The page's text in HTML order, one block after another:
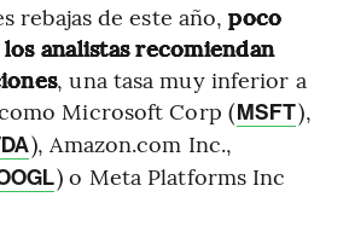
rebajas de este año,poco
analistas recomiendan
, una tasa muy inferior a
Microsoft Corp (MSFT),
), Amazon.com Inc.,
) o Meta Platforms Inc